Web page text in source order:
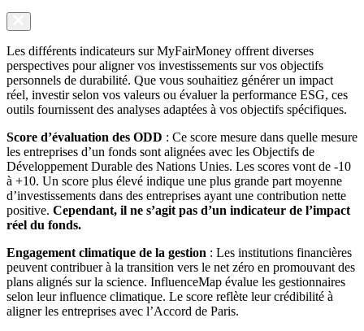
Les différents indicateurs sur MyFairMoney offrent diverses
perspectives pour aligner vos investissements sur vos objectifs
personnels de durabilité. Que vous souhaitiez générer un impact
réel, investir selon vos valeurs ou évaluer la performance ESG, ces
outils fournissent des analyses adaptées à vos objectifs spécifiques.
Score d’évaluation des ODD : Ce score mesure dans quelle mesure
les entreprises d’un fonds sont alignées avec les Objectifs de
Développement Durable des Nations Unies. Les scores vont de -10
à +10. Un score plus élevé indique une plus grande part moyenne
d’investissements dans des entreprises ayant une contribution nette
positive. Cependant, il ne s’agit pas d’un indicateur de l’impact
réel du fonds.
Engagement climatique de la gestion : Les institutions financières
peuvent contribuer à la transition vers le net zéro en promouvant des
plans alignés sur la science. InfluenceMap évalue les gestionnaires
selon leur influence climatique. Le score reflète leur crédibilité à
aligner les entreprises avec l’Accord de Paris.